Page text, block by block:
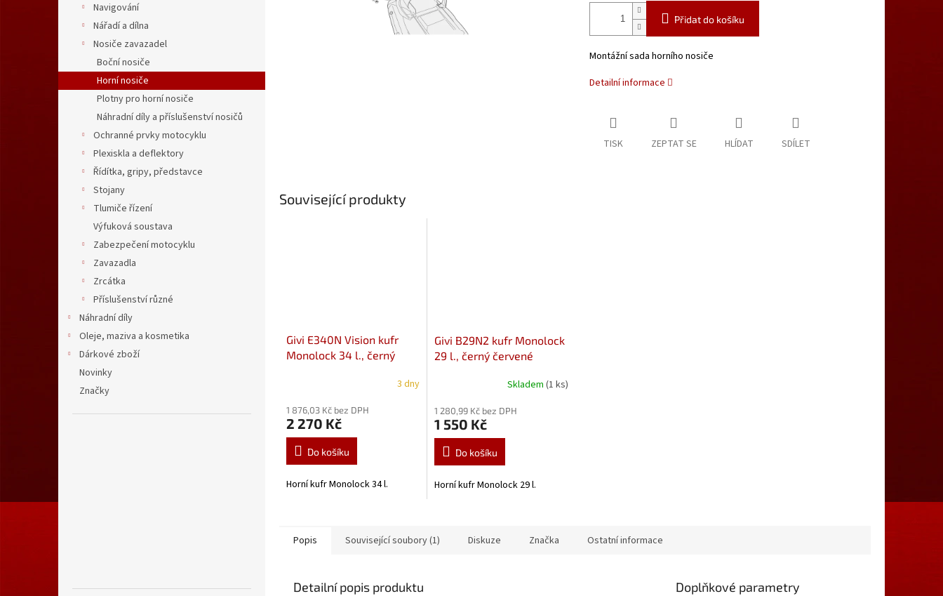
Navigování
Nářadí a dílna
Nosiče zavazadel
Boční nosiče
Horní nosiče
Plotny pro horní nosiče
Náhradní díly a příslušenství nosičů
Ochranné prvky motocyklu
Plexiskla a deflektory
Řídítka, gripy, představce
Stojany
Tlumiče řízení
Výfuková soustava
Zabezpečení motocyklu
Zavazadla
Zrcátka
Příslušenství různé
Náhradní díly
Oleje, maziva a kosmetika
Dárkové zboží
Novinky
Značky
Přidat do košíku
Montážní sada horního nosiče
Detailní informace
TISK ZEPTAT SE HLÍDAT SDÍLET
Související produkty
Givi E340N Vision kufr
Monolock 34 l., černý
3 dny
1 876,03 Kč bez DPH
2 270 Kč
Do košíku
Horní kufr Monolock 34 l.
Givi B29N2 kufr Monolock
29 l., černý červené
Skladem (1 ks)
1 280,99 Kč bez DPH
1 550 Kč
Do košíku
Horní kufr Monolock 29 l.
Popis Související soubory (1) Diskuze Značka Ostatní informace
Detailní popis produktu
Doplňkové parametry